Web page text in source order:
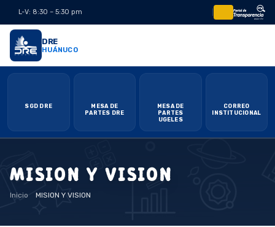
L-V: 8:30 – 5:30 pm
DRE
HUÁNUCO
SGD DRE
MESA DE
PARTES DRE
MESA DE
PARTES
UGELES
CORREO
INSTITUCIONAL
MISION Y VISION
Inicio MISION Y VISION